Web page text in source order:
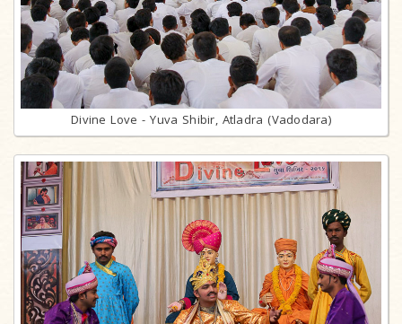
Divine Love - Yuva Shibir, Atladra (Vadodara)